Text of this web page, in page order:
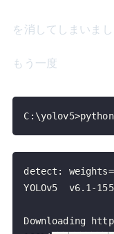
を消してしまいまし
もう一度